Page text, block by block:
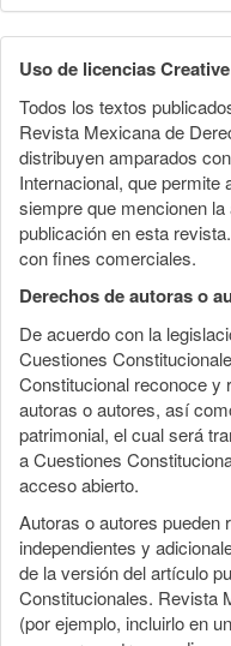
Uso de licencias
Todos los textos
Revista Mexicana de
distribuyen amparados
Internacional, que permite
siempre que mencionen
publicación en esta
con fines comerciales.
Derechos de autoras o
De acuerdo con la
Cuestiones
Constitucional reconoce y
autoras o autores, así
patrimonial, el cual será
a Cuestiones
acceso abierto.
Autoras o autores pueden
independientes y
de la versión del artículo
Constitucionales. Revista
(por ejemplo, incluirlo en